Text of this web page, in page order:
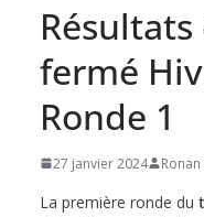
fermé
Ronde 1
27 janvier 2024
La première ronde du